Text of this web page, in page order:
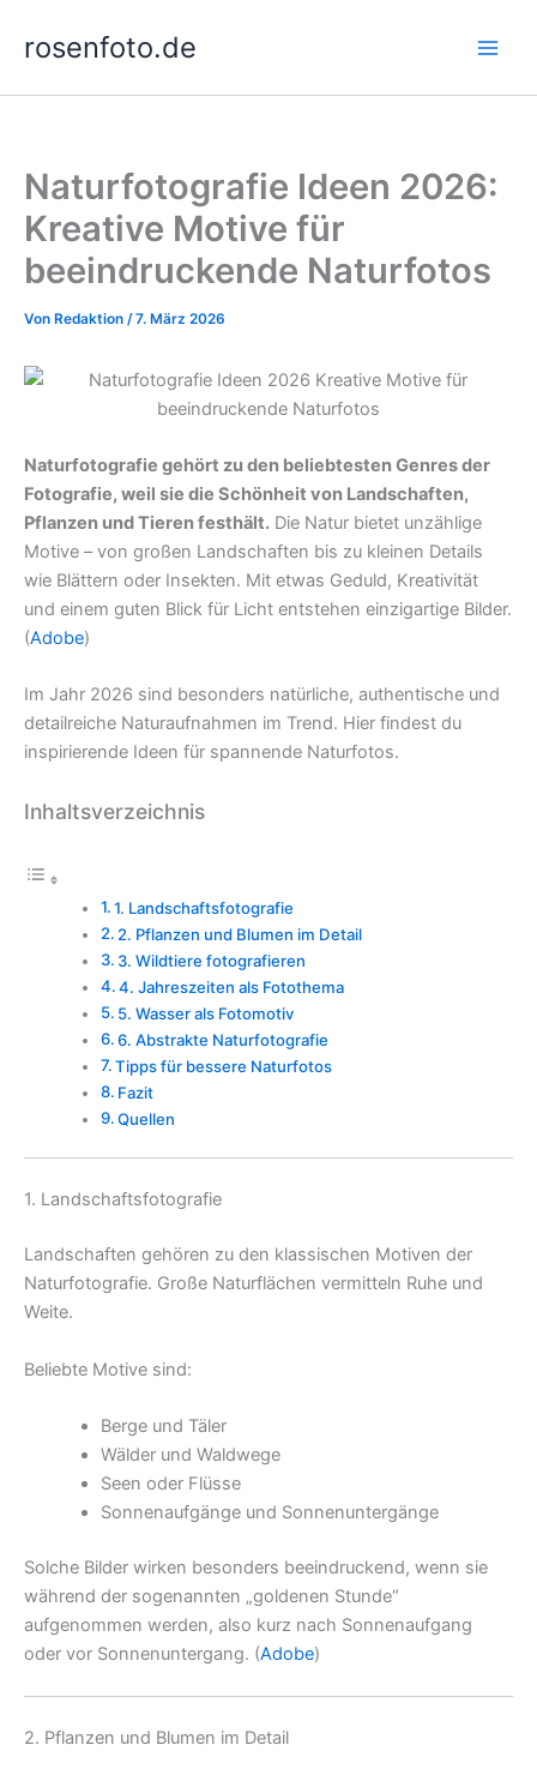
Inhaltrosenfoto.de
Naturfotografie Ideen 2026:
Kreative Motive für
beeindruckende Naturfotos
Von Redaktion /7. März 2026
Naturfotografie gehört zu den beliebtesten Genres der
Fotografie, weil sie die Schönheit von Landschaften,
Pflanzen und Tieren festhält. Die Natur bietet unzählige
Motive – von großen Landschaften bis zu kleinen Details
wie Blättern oder Insekten. Mit etwas Geduld, Kreativität
und einem guten Blick für Licht entstehen einzigartige Bilder.
(Adobe)
Im Jahr 2026 sind besonders natürliche, authentische und
detailreiche Naturaufnahmen im Trend. Hier findest du
inspirierende Ideen für spannende Naturfotos.
Inhaltsverzeichnis
1. Landschaftsfotografie
2. Pflanzen und Blumen im Detail
3. Wildtiere fotografieren
4. Jahreszeiten als Fotothema
5. Wasser als Fotomotiv
6. Abstrakte Naturfotografie
Tipps für bessere Naturfotos
Fazit
Quellen
1. Landschaftsfotografie
Landschaften gehören zu den klassischen Motiven der
Naturfotografie. Große Naturflächen vermitteln Ruhe und
Weite.
Beliebte Motive sind:
Berge und Täler
Wälder und Waldwege
Seen oder Flüsse
Sonnenaufgänge und Sonnenuntergänge
Solche Bilder wirken besonders beeindruckend, wenn sie
während der sogenannten „goldenen Stunde“
aufgenommen werden, also kurz nach Sonnenaufgang
oder vor Sonnenuntergang. (Adobe)
2. Pflanzen und Blumen im Detail